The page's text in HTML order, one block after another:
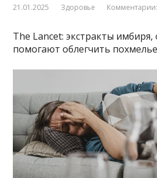
21.01.2025 Здоровье
The Lancet: экстракты
помогают облегчить